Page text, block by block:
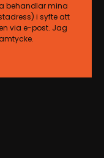
behandlar mina
i syfte att
via e-post. Jag